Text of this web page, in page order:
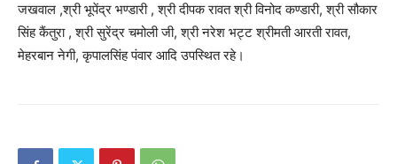
जखवाल ,श्री भूपेंद्र भण्डारी , श्री दीपक रावत श्री विनोद कण्डारी, श्री सौकार
सिंह कैंतुरा , श्री सुरेंद्र चमोली जी, श्री नरेश भट्ट श्रीमती आरती रावत,
मेहरबान नेगी, कृपालसिंह पंवार आदि उपस्थित रहे।